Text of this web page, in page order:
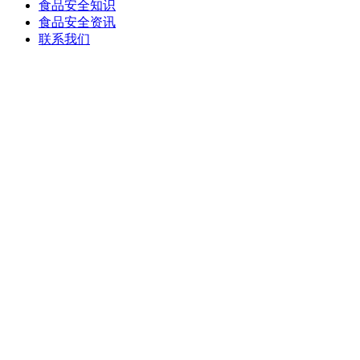
食品安全知识
食品安全资讯
联系我们